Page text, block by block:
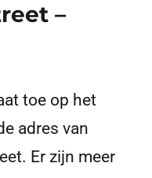
–
toe op het
adres van
Er zijn meer